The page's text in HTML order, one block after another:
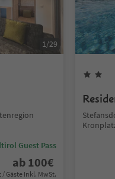
1/29
Guest Pass
ab 100€
/ Gäste Inkl. MwSt.